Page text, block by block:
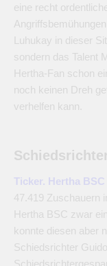
eine recht
Luhukay in dieser
sondern das Talent
Hertha-Fan schon
noch keinen Dreh
verhelfen kann.
Ticker. Hertha
47.419 Zuschauern
Hertha BSC zwar
konnte diesen aber
Schiedsrichter